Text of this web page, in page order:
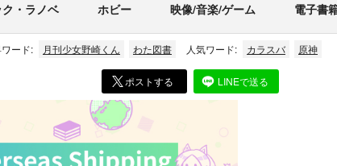
ク・ラノベ ホビー 映像/音楽/ゲーム 電子書
ード: 月刊少女野崎くん わた図書 人気ワード: カラスバ 原神
ポストする LINEで送る